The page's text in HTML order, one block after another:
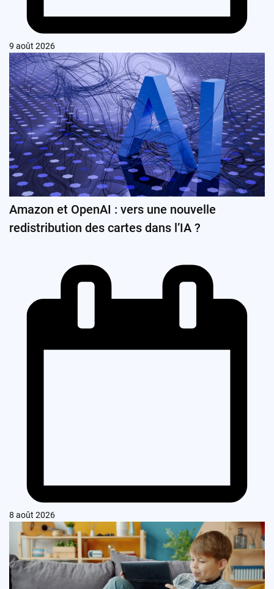
9 août 2026
Amazon et OpenAI : vers une nouvelle
redistribution des cartes dans l’IA ?
8 août 2026